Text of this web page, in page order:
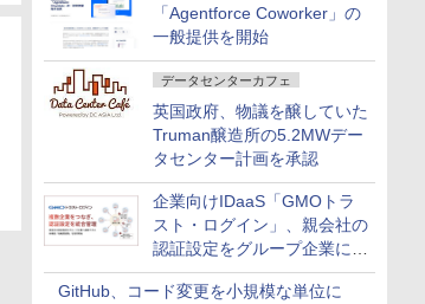
「Agentforce Coworker」の
一般提供を開始
データセンターカフェ
英国政府、物議を醸していた
Truman醸造所の5.2MWデー
タセンター計画を承認
企業向けIDaaS「GMOトラ
スト・ログイン」、親会社の
認証設定をグループ企業に展
開できる新機能を提供
GitHub、コード変更を小規模な単位に